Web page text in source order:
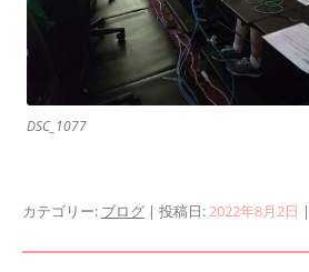
DSC_1077
カテゴリー: ブログ | 投稿日:2022年8月2日 |